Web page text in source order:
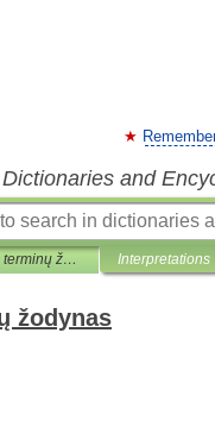
and
Automatikos terminų žodynas Interpretations
žodynas